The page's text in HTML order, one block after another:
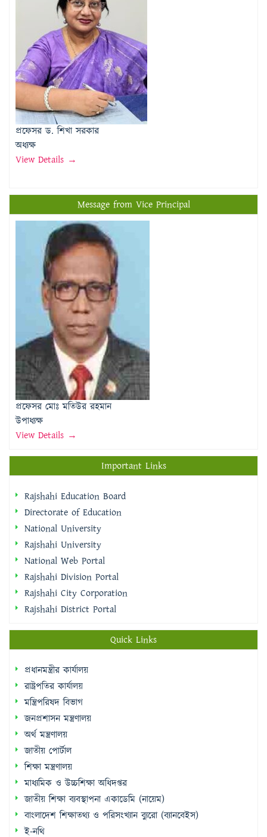
প্রফেসর ড. শিখা সরকার
অধ্যক্ষ
View Details →
প্রফেসর মোঃ মতিউর রহমান
উপাধ্যক্ষ
View Details →
Rajshahi Education Board
Directorate of Education
Rajshahi University
National Web Portal
Rajshahi Division Portal
Rajshahi City Corporation
Rajshahi District Portal
Quick Links
প্রধানমন্ত্রীর কার্যালয়
জনপ্রশাসন মন্ত্রণালয়
অর্থ মন্ত্রণালয়
জাতীয় পোর্টাল
শিক্ষা মন্ত্রণালয়
মাধ্যমিক ও উচ্চশিক্ষা অধিদপ্তর
জাতীয় শিক্ষা ব্যবস্থাপনা একাডেমি (নায়েম)
বাংলাদেশ শিক্ষাতথ্য ও পরিসংখ্যান ব্যুরো (ব্যানবেইস)
ই-নথি
Sidebar Menu